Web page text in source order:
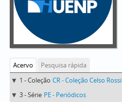
Acervo
Pesquisa rápida
1 - Coleção CR - Coleção Celso Rossi
3 - Série PE - Periódicos